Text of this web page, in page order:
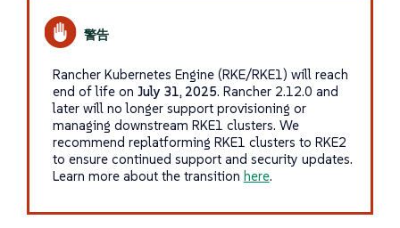
Rancher Kubernetes Engine (RKE/RKE1) will reach
end of life on July 31, 2025. Rancher 2.12.0 and
later will no longer support provisioning or
managing downstream RKE1 clusters. We
recommend replatforming RKE1 clusters to RKE2
to ensure continued support and security updates.
Learn more about the transition here.